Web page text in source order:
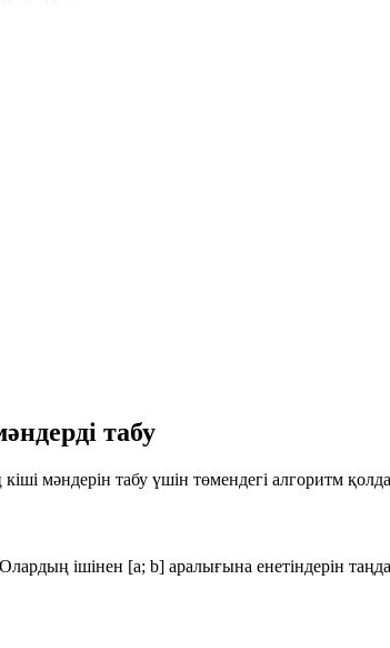
табу
мәндерін табу үшін төмендегі алгоритм
ішінен [a; b] аралығына енетіндерін